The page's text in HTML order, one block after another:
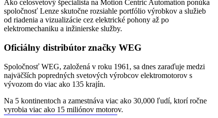
Ako celosvetový špecialista na Motion Centric Automation ponúka
spoločnosť Lenze skutočne rozsiahle portfólio výrobkov a služieb
od riadenia a vizualizácie cez elektrické pohony až po
elektromechaniku a inžinierske služby.
Oficiálny distribútor značky WEG
Spoločnosť WEG, založená v roku 1961, sa dnes zaraďuje medzi
najväčších popredných svetových výrobcov elektromotorov s
vývozom do viac ako 135 krajín.
Na 5 kontinentoch a zamestnáva viac ako 30,000 ľudí, ktorí ročne
vyrobia viac ako 15 miliónov motorov.